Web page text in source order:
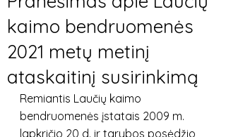
kaimo bendruomenės
2021 metų metinį
ataskaitinį susirinkimą
Remiantis Laučių kaimo
bendruomenės įstatais 2009 m.
lapkričio 20 d. ir tarybos posėdžio